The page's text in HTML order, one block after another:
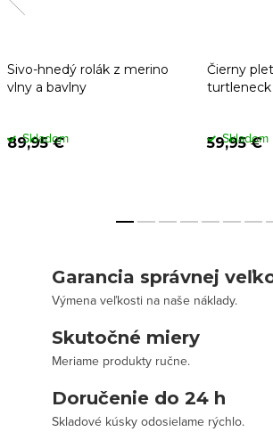
Sivo-hnedý rolák z merino
vlny a bavlny
89,95 €
Skladom
Čierny
turtleneck
59,95 €
Skladom
Garancia správnej
Výmena veľkosti na naše náklady.
Skutočné miery
Meriame produkty ručne.
Doručenie do 24 h
Skladové kúsky odosielame rýchlo.